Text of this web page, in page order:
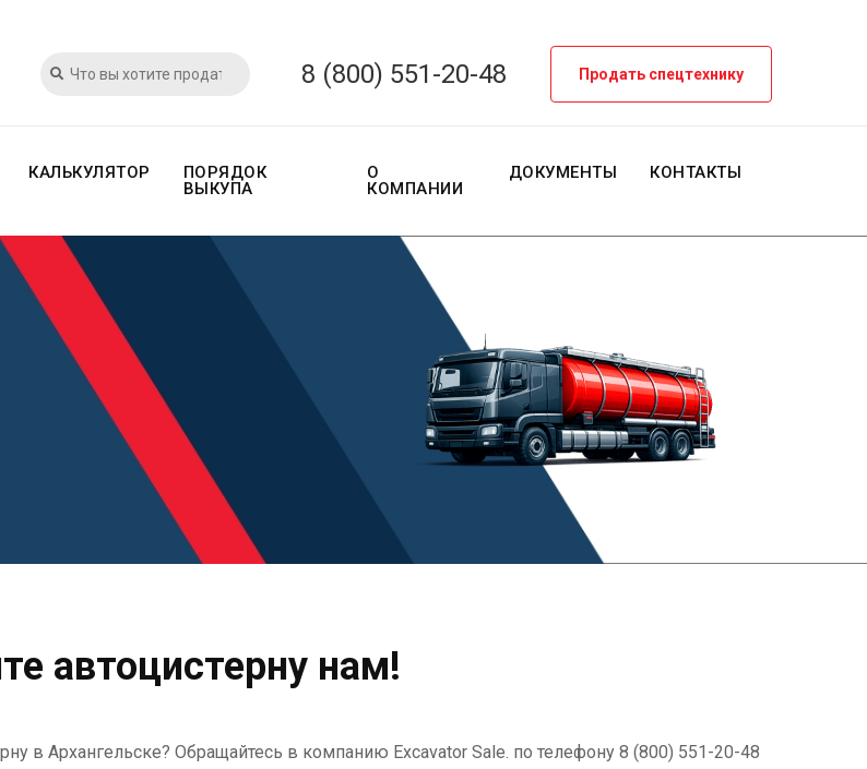
8 (800) 551-20-48 Продать спецтехнику
КАЛЬКУЛЯТОР
ПОРЯДОК
ВЫКУПА
О
КОМПАНИИ
ДОКУМЕНТЫ КОНТАКТЫ
автоцистерну нам!
в Архангельске? Обращайтесь в компанию Excavator Sale. по телефону 8 (800) 551-20-48